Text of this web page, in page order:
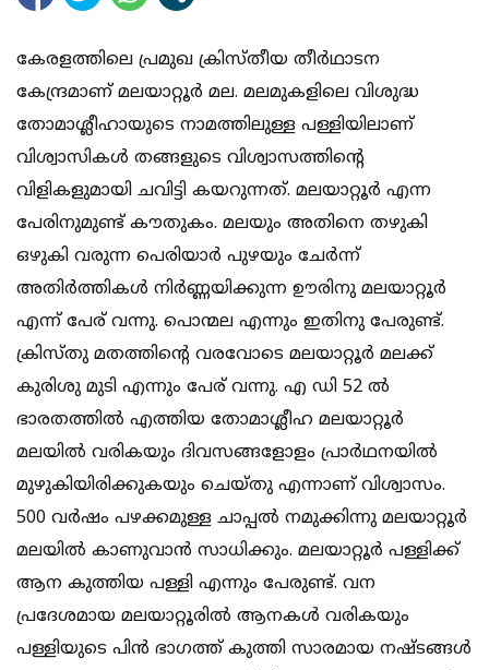
കേരളത്തിലെ പ്രമുഖ ക്രിസ്തീയ തീര്‍ഥാടന
കേന്ദ്രമാണ് മലയാറ്റൂര്‍ മല. മലമുകളിലെ വിശുദ്ധ
തോമാശ്ലീഹായുടെ നാമത്തിലുള്ള പള്ളിയിലാണ്
വിശ്വാസികള്‍ തങ്ങളുടെ വിശ്വാസത്തിന്റെ
വിളികളുമായി ചവിട്ടി കയറുന്നത്. മലയാറ്റൂര്‍ എന്ന
പേരിനുമുണ്ട് കൗതുകം. മലയും അതിനെ തഴുകി
ഒഴുകി വരുന്ന പെരിയാര്‍ പുഴയും ചേര്‍ന്ന്
അതിര്‍ത്തികള്‍ നിര്‍ണ്ണയിക്കുന്ന ഊരിനു മലയാറ്റൂര്‍
എന്ന് പേര് വന്നു. പൊന്മല എന്നും ഇതിനു പേരുണ്ട്.
ക്രിസ്തു മതത്തിന്റെ വരവോടെ മലയാറ്റൂര്‍ മലക്ക്
കുരിശു മുടി എന്നും പേര് വന്നു. എ ഡി 52 ല്‍
ഭാരതത്തില്‍ എത്തിയ തോമാശ്ലീഹ മലയാറ്റൂര്‍
മലയില്‍ വരികയും ദിവസങ്ങളോളം പ്രാര്‍ഥനയില്‍
മുഴുകിയിരിക്കുകയും ചെയ്തു എന്നാണ് വിശ്വാസം.
500 വര്‍ഷം പഴക്കമുള്ള ചാപ്പല്‍ നമുക്കിന്നു മലയാറ്റൂര്‍
മലയില്‍ കാണുവാന്‍ സാധിക്കും. മലയാറ്റൂര്‍ പള്ളിക്ക്
ആന കുത്തിയ പള്ളി എന്നും പേരുണ്ട്. വന
പ്രദേശമായ മലയാറ്റൂരില്‍ ആനകള്‍ വരികയും
പള്ളിയുടെ പിന്‍ ഭാഗത്ത് കുത്തി സാരമായ നഷ്ടങ്ങള്‍